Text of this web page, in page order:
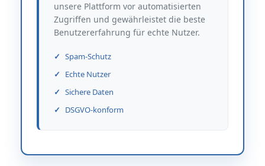
unsere Plattform vor automatisierten
Zugriffen und gewährleistet die beste
Benutzererfahrung für echte Nutzer.
Spam-Schutz
Echte Nutzer
Sichere Daten
DSGVO-konform